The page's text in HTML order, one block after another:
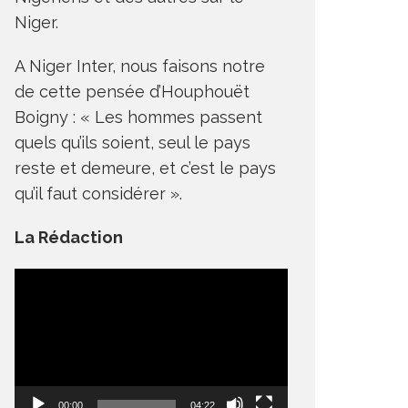
Niger.
A Niger Inter, nous faisons notre
de cette pensée d’Houphouët
Boigny : « Les hommes passent
quels qu’ils soient, seul le pays
reste et demeure, et c’est le pays
qu’il faut considérer ».
La Rédaction
00:00 04:22